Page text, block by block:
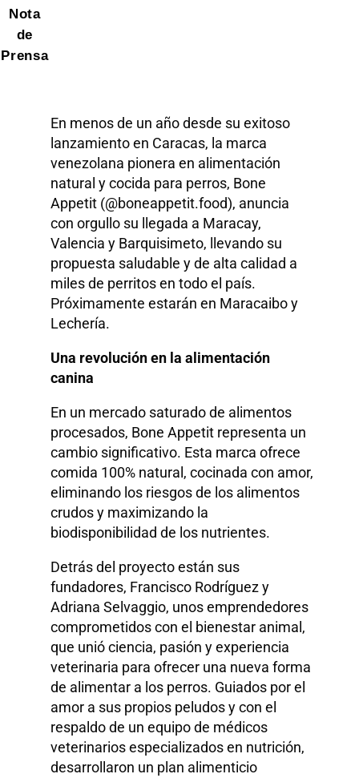
Nota
de
Prensa
En menos de un año desde su exitoso
lanzamiento en Caracas, la marca
venezolana pionera en alimentación
natural y cocida para perros, Bone
Appetit (@boneappetit.food), anuncia
con orgullo su llegada a Maracay,
Valencia y Barquisimeto, llevando su
propuesta saludable y de alta calidad a
miles de perritos en todo el país.
Próximamente estarán en Maracaibo y
Lechería.
Una revolución en la alimentación
canina
En un mercado saturado de alimentos
procesados, Bone Appetit representa un
cambio significativo. Esta marca ofrece
comida 100% natural, cocinada con amor,
eliminando los riesgos de los alimentos
crudos y maximizando la
biodisponibilidad de los nutrientes.
Detrás del proyecto están sus
fundadores, Francisco Rodríguez y
Adriana Selvaggio, unos emprendedores
comprometidos con el bienestar animal,
que unió ciencia, pasión y experiencia
veterinaria para ofrecer una nueva forma
de alimentar a los perros. Guiados por el
amor a sus propios peludos y con el
respaldo de un equipo de médicos
veterinarios especializados en nutrición,
desarrollaron un plan alimenticio